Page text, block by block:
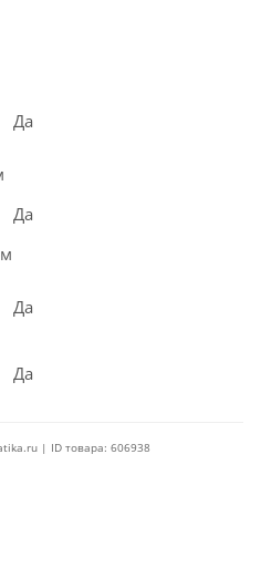
Да
Да
Да
Да
| ID товара: 606938